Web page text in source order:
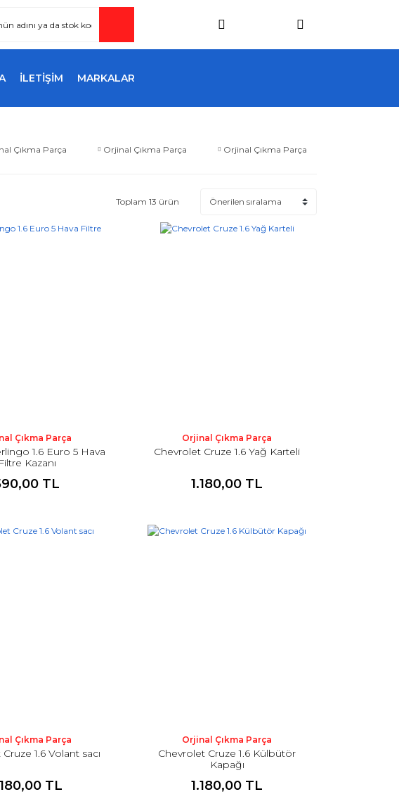
İLETİŞİM MARKALAR
Çıkma Parça Orjinal Çıkma Parça Orjinal Çıkma Parça
Toplam 13 ürün
Çıkma Parça
1.6 Euro 5 Hava
Filtre Kazanı
TL
Orjinal Çıkma Parça
Chevrolet Cruze 1.6 Yağ Karteli
1.180,00 TL
Çıkma Parça
1.6 Volant sacı
TL
Orjinal Çıkma Parça
Chevrolet Cruze 1.6 Külbütör
Kapağı
1.180,00 TL